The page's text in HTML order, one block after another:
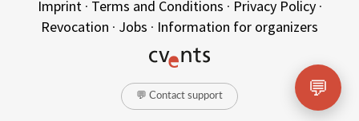
Imprint· Terms and Conditions · Privacy Policy·
Revocation · Jobs · Information for organizers
💬 Contact support 💬